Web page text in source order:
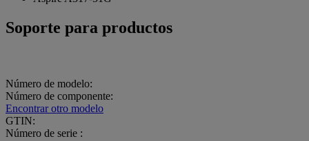
Soporte para productos
Número de modelo:
Número de componente:
Encontrar otro modelo
GTIN:
Número de serie :